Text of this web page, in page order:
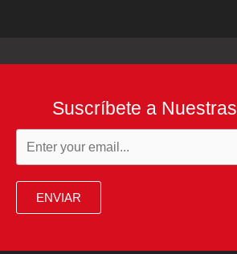
Suscríbete a
ENVIAR